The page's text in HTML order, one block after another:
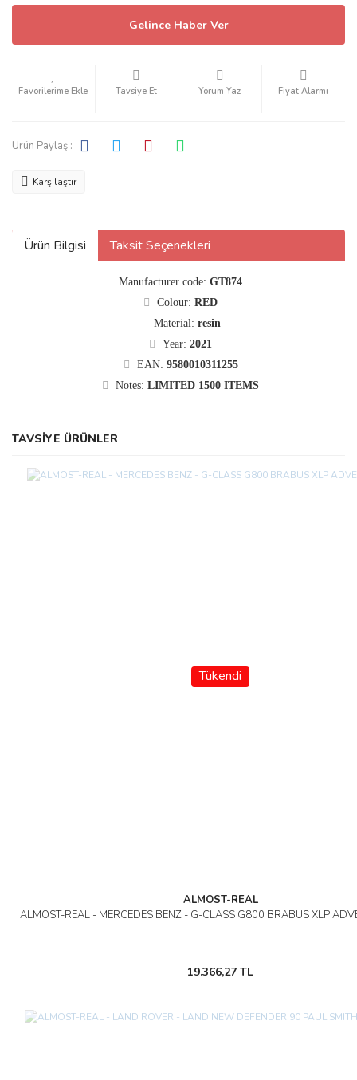
Gelince Haber Ver
Tavsiye Et Yorum Yaz Fiyat Alarmı
Ürün Paylaş :
Karşılaştır
Ürün Bilgisi Taksit Seçenekleri
Manufacturer code: GT874
Colour: RED
Material: resin
Year: 2021
EAN: 9580010311255
Notes: LIMITED 1500 ITEMS
TAVSİYE ÜRÜNLER
Tükendi
ALMOST-REAL
ALMOST-REAL - MERCEDES BENZ - G-CLASS G800 BRABUS XLP
19.366,27 TL